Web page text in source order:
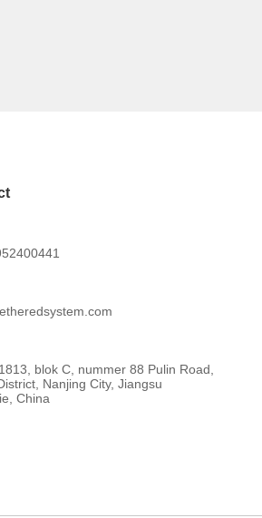
blok C, nummer 88 Pulin Road,
Nanjing City, Jiangsu
China